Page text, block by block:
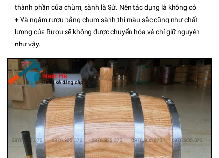
thành phần của chùm, sành là Sứ. Nên tác dụng là không có.
+Và ngâm rượu bằng chum sành thì màu sắc cũng như chất
lượng của Rượu sẽ không được chuyển hóa và chỉ giữ nguyên
như vậy.